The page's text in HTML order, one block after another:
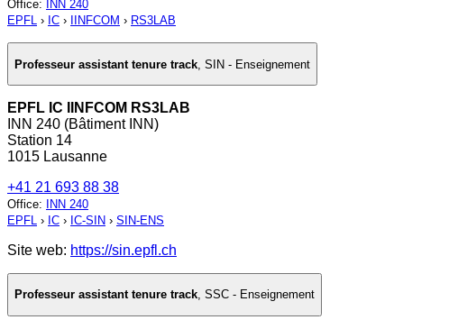
Office:
INN 240
EPFL › IC › IINFCOM › RS3LAB
Professeur assistant tenure track SIN - Enseignement
EPFL IC IINFCOM RS3LAB
INN 240 (Bâtiment INN)
Station 14
1015 Lausanne
+41 21 693 88 38
Office:
INN 240
EPFL › IC › IC-SIN › SIN-ENS
Site web: https://sin.epfl.ch
Professeur assistant tenure track, SSC - Enseignement